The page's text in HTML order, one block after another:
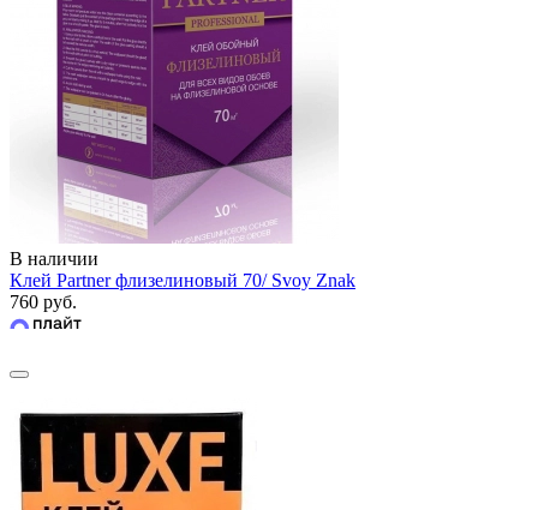
В наличии
Клей Partner флизелиновый 70/ Svoy Znak
760 руб.